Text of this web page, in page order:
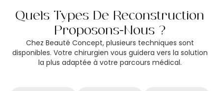
Quels Types De Reconstruction
Proposons-Nous ?
Chez Beauté Concept, plusieurs techniques sont
disponibles. Votre chirurgien vous guidera vers la solution
la plus adaptée à votre parcours médical.